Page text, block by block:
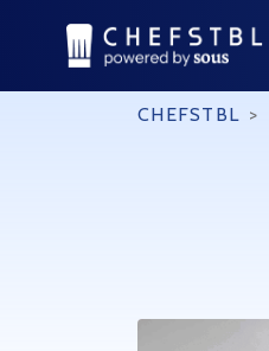
CHEFSTBL >